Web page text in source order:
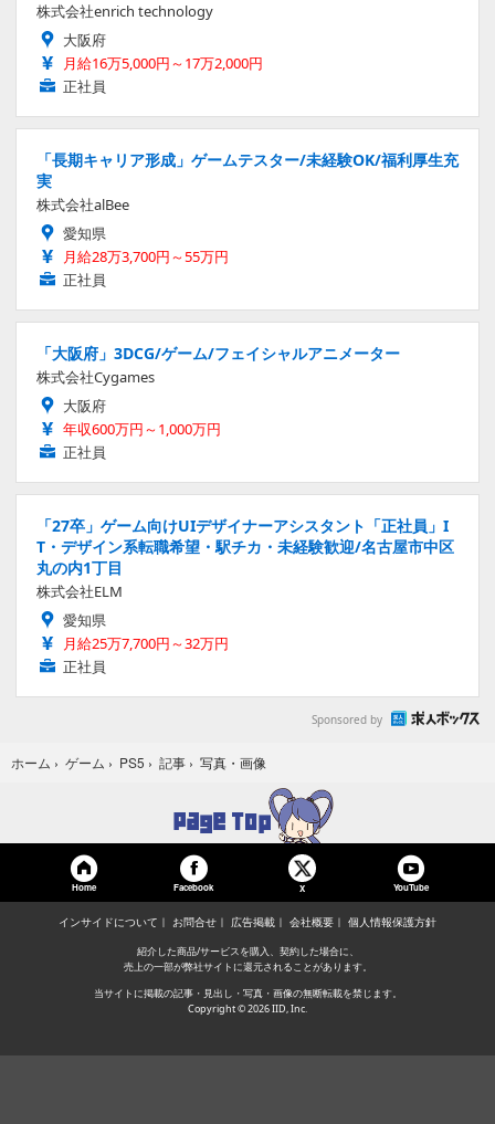
株式会社enrich technology
大阪府
月給16万5,000円～17万2,000円
正社員
「長期キャリア形成」ゲームテスター/未経験OK/福利厚生充
実
株式会社alBee
愛知県
月給28万3,700円～55万円
正社員
「大阪府」3DCG/ゲーム/フェイシャルアニメーター
株式会社Cygames
大阪府
年収600万円～1,000万円
正社員
「27卒」ゲーム向けUIデザイナーアシスタント「正社員」I
T・デザイン系転職希望・駅チカ・未経験歓迎/名古屋市中区
丸の内1丁目
株式会社ELM
愛知県
月給25万7,700円～32万円
正社員
Sponsored by
ホーム › ゲーム › PS5 › 記事 › 写真・画像
Home Facebook X YouTube
インサイドについて お問合せ 広告掲載 会社概要 個人情報保護方針
紹介した商品/サービスを購入、契約した場合に、
売上の一部が弊社サイトに還元されることがあります。
当サイトに掲載の記事・見出し・写真・画像の無断転載を禁じます。
Copyright © 2026 IID, Inc.